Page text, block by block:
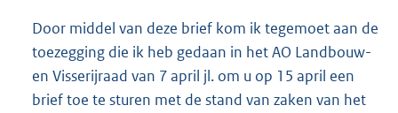
Door middel van deze brief kom ik tegemoet aan de
toezegging die ik heb gedaan in het AO Landbouw-
en Visserijraad van 7 april jl. om u op 15 april een
brief toe te sturen met de stand van zaken van het